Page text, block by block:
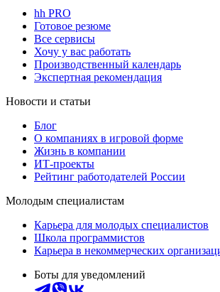
hh PRO
Готовое резюме
Все сервисы
Хочу у вас работать
Производственный календарь
Экспертная рекомендация
Новости и статьи
Блог
О компаниях в игровой форме
Жизнь в компании
ИТ-проекты
Рейтинг работодателей России
Молодым специалистам
Карьера для молодых специалистов
Школа программистов
Карьера в некоммерческих
Боты для уведомлений